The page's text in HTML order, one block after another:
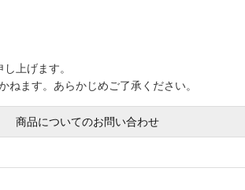
上げます。
ます。あらかじめご了承ください。
商品についてのお問い合わせ